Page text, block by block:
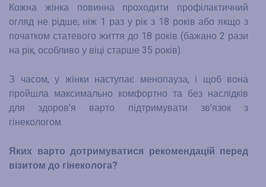
Кожна жінка повинна проходити профілактичний
огляд не рідше, ніж 1 раз у рік з 18 років або якщо з
початком статевого життя до 18 років (бажано 2 рази
на рік, особливо у віці старше 35 років).
З часом, у жінки наступає менопауза, і щоб вона
пройшла максимально комфортно та без наслідків
для здоров’я варто підтримувати зв’язок з
гінекологом.
Яких варто дотримуватися рекомендацій перед
візитом до гінеколога?